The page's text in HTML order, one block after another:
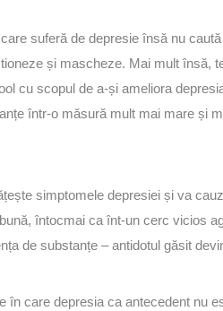
suferă de depresie însă nu
și mascheze. Mai mult însă,
cu scopul de a-și ameliora
într-o măsură mult mai mare și
simptomele depresiei și va
întocmai ca înt-un cerc vicios
de substanțe – antidotul găsit
în care depresia ca antecedent nu